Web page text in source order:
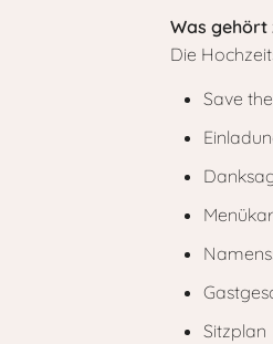
Was gehört
Die
Save
Sitzplan